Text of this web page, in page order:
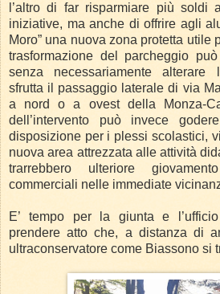
l’altro di far risparmiare più soldi
iniziative, ma anche di offrire agli
Moro” una nuova zona protetta utile
trasformazione del parcheggio
senza necessariamente alterare
sfrutta il passaggio laterale di via
a nord o a ovest della Monza-
dell’intervento può invece
disposizione per i plessi scolastici,
nuova area attrezzata alle attività
trarrebbero ulteriore
commerciali nelle immediate
E’ tempo per la giunta e
prendere atto che, a distanza di
ultraconservatore come Biassono si